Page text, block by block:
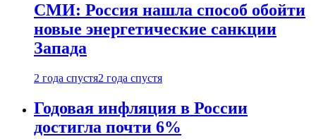
СМИ: Россия нашла способ обойти
новые энергетические санкции
Запада
2 года спустя2 года спустя
Годовая инфляция в России
достигла почти 6%